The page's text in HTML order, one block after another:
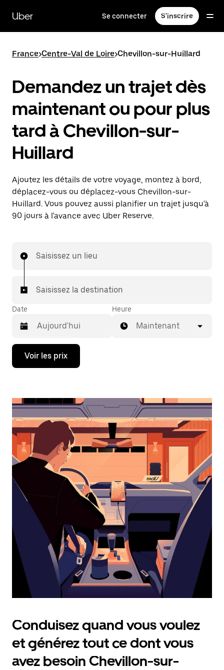
contenu
principal
Uber Se connecter S'inscrire
France>Centre-Val de Loire>Chevillon-sur-Huillard
Demandez un trajet dès
maintenant ou pour plus
tard à Chevillon-sur-
Huillard
Ajoutez les détails de votre voyage, montez à bord,
déplacez-vous ou déplacez-vous Chevillon-sur-
Huillard. Vous pouvez aussi planifier un trajet jusqu'à
90 jours à l'avance avec Uber Reserve.
Saisissez un lieu
Saisissez la destination
Date
Appuyez
la
bas
ouvrir
le
calendrier
sélectionner
une
date.
Appuyez
sur
touche
pour
fermer
le
calendrier.
Heure
Maintenant
Voir les prix
Conduisez quand vous voulez
et générez tout ce dont vous
avez besoin Chevillon-sur-